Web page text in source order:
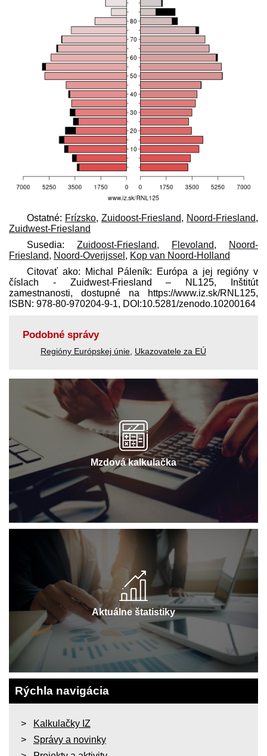
Ostatné: Frízsko, Zuidoost-Friesland, Noord-Friesland,
Zuidwest-Friesland
Susedia: Zuidoost-Friesland, Flevoland,
Noord-
Friesland, Noord-Overijssel , Kop van Noord-Holland
Citovať ako: Michal Páleník: Európa a jej regióny v
číslach - Zuidwest-Friesland – NL125, Inštitút
zamestnanosti, dostupné na https://www.iz.sk/​RNL125,
ISBN: 978-80-970204-9-1, DOI:10.5281/zenodo.10200164
Podobné správy
Regióny Európskej únie Ukazovatele za EÚ
Mzdová kalkulačka
Aktuálne štatistiky
Rýchla navigácia
Kalkulačky IZ
Správy a novinky